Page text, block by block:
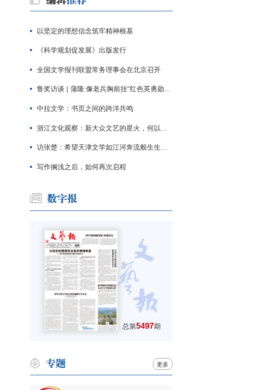
以坚定的理想信念筑牢精神根基
《科学规划促发展》出版发行
全国文学报刊联盟常务理事会在北京召开
鲁奖访谈 | 蒲隆:像老兵胸前挂"红色英勇勋章"
中拉文学：书页之间的跨洋共鸣
浙江文化观察：新大众文艺的星火，何以燎原？
访张楚：希望天津文学如江河奔流般生生不息
写作搁浅之后，如何再次启程
总第5497期
更多